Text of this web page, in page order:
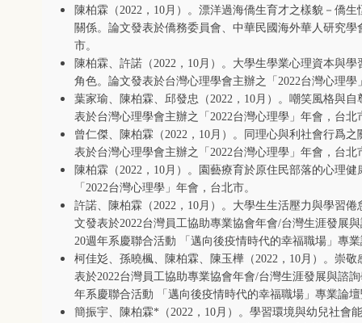
陳柏霖（2022 ， 10月）。漂洋過海僑生育才之樣貌－僑
關係。論文發表於僑務委員會、中華民國海外華人研究學
市。
陳柏霖、許諾（2022 ， 10月）。大學生學業心理資本與
角色。論文發表於台灣心理學會主辦之「 2022台灣心理學
葉家瑜、陳柏霖、邱發忠（2022 ， 10月）。嘲笑風格與
表於台灣心理學會主辦之「 2022台灣心理學」年會，台北
曾仁傑、陳柏霖（2022 ， 10月）。同理心與利社會行爲
表於台灣心理學會主辦之「 2022台灣心理學」年會，台北
陳柏霖（2022 ， 10月）。園藝療育於原住民部落的心理
「 2022台灣心理學」年會，台北市。
許諾、陳柏霖（2022 ， 10月）。大學生生活壓力與學習
文發表於2022台灣員工協助專業協會年會/台灣生涯發展
20週年系慶聯合活動 「邁向後疫情時代的幸福職場」專
柯佳彣、孫曉楓、陳柏霖、陳玉樺（2022 ， 10月）。崇敬
表於2022台灣員工協助專業協會年會/台灣生涯發展與諮
年系慶聯合活動 「邁向後疫情時代的幸福職場」專業論
簡振宇、陳柏霖* （2022 ， 10月）。學習環境與幼兒社會